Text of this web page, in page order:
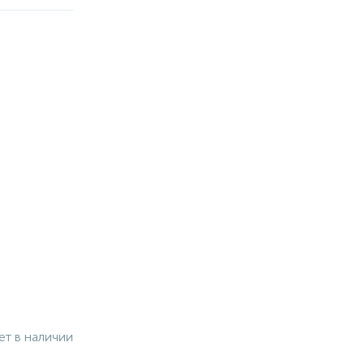
в наличии